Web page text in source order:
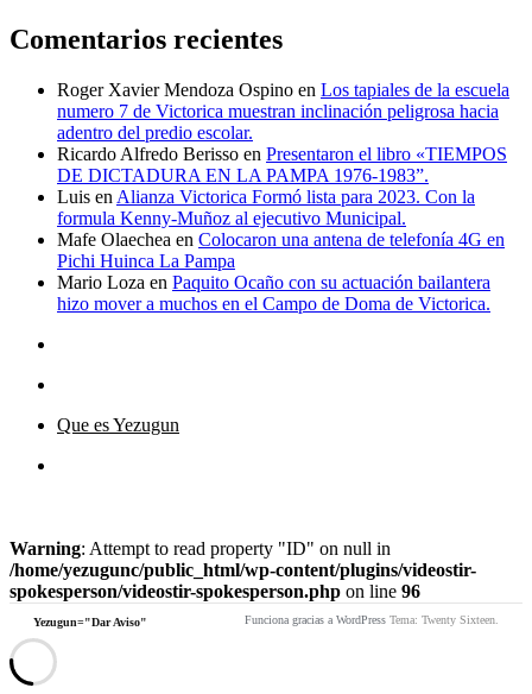
Comentarios recientes
Roger Xavier Mendoza Ospino en Los tapiales de la escuela
numero 7 de Victorica muestran inclinación peligrosa hacia
adentro del predio escolar.
Ricardo Alfredo Berisso en Presentaron el libro «TIEMPOS
DE DICTADURA EN LA PAMPA 1976-1983”.
Luis en Alianza Victorica Formó lista para 2023. Con la
formula Kenny-Muñoz al ejecutivo Municipal.
Mafe Olaechea en Colocaron una antena de telefonía 4G en
Pichi Huinca La Pampa
Mario Loza en Paquito Ocaño con su actuación bailantera
hizo mover a muchos en el Campo de Doma de Victorica.
Que es Yezugun
Warning: Attempt to read property "ID" on null in
/home/yezugunc/public_html/wp-content/plugins/videostir-
spokesperson/videostir-spokesperson.php on line 96
Yezugun="Dar Aviso" Funciona gracias a WordPress Tema: Twenty Sixteen.